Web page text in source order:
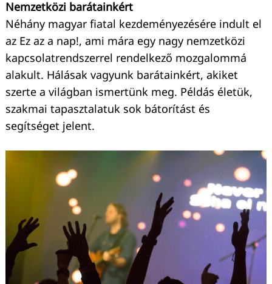
Nemzetközi barátainkért
Néhány magyar fiatal kezdeményezésére indult el
az Ez az a nap!, ami mára egy nagy nemzetközi
kapcsolatrendszerrel rendelkező mozgalommá
alakult. Hálásak vagyunk barátainkért, akiket
szerte a világban ismertünk meg. Példás életük,
szakmai tapasztalatuk sok bátorítást és
segítséget jelent.